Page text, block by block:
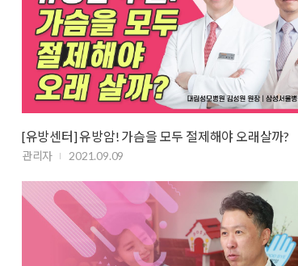
[유방센터] 유방암! 가슴을 모두 절제해야 오래살까?
관리자 2021.09.09